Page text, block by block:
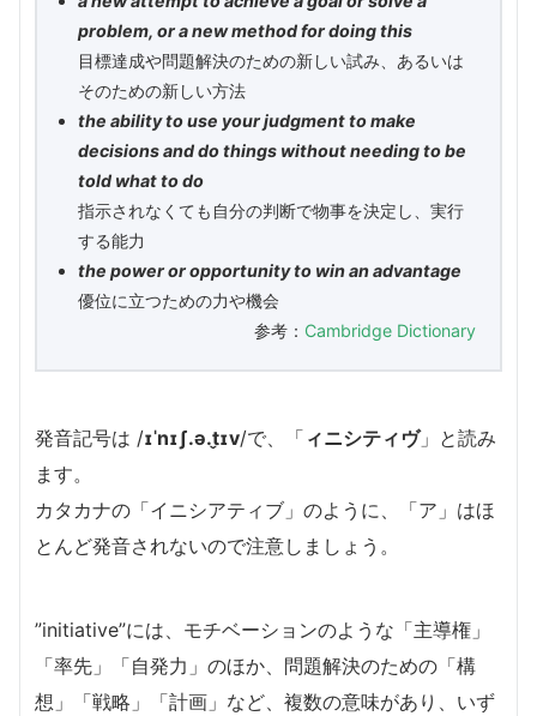
problem, or a new method for doing this
目標達成や問題解決のための新しい試み、あるいは
そのための新しい方法
the ability to use your judgment to make
decisions and do things without needing to be
told what to do
指示されなくても自分の判断で物事を決定し、実行
する能力
the power or opportunity to win an advantage
優位に立つための力や機会
参考： Cambridge Dictionary
発音記号は /ɪˈnɪʃ.ə.t̬ɪv/で、「 ィニシティヴ」と読み
ます。
カタカナの「イニシアティブ」のように、「ア」はほ
とんど発音されないので注意しましょう。
”initiative”には、モチベーションのような「主導権」
「率先」「自発力」のほか、問題解決のための「構
想」「戦略」「計画」など、複数の意味があり、いず